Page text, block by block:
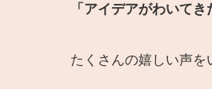
「アイデアがわいてき
たくさんの嬉しい声